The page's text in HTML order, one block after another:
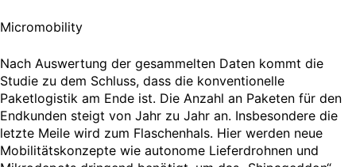
Micromobility
Nach Auswertung der gesammelten Daten kommt die
Studie zu dem Schluss, dass die konventionelle
Paketlogistik am Ende ist. Die Anzahl an Paketen für den
Endkunden steigt von Jahr zu Jahr an. Insbesondere die
letzte Meile wird zum Flaschenhals. Hier werden neue
Mobilitätskonzepte wie autonome Lieferdrohnen und